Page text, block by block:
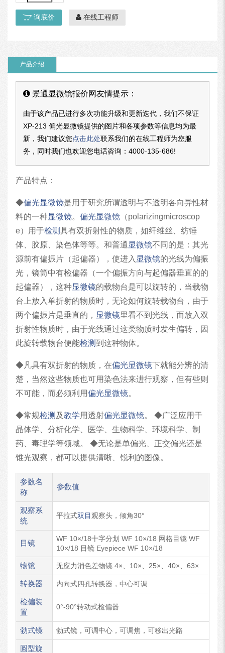
询底价 在线工程师
产品介绍
景通显微镜报价网友情提示：
由于该产品已进行多次功能升级和更新迭代，我们不保证
XP-213 偏光显微镜提供的图片和各项参数等信息均为最
新，我们建议您点击此处联系我们的在线工程师为您服
务，同时我们也欢迎您电话咨询：4000-135-686!
产品特点：
◆偏光显微镜是用于研究所谓透明与不透明各向异性材
料的一种显微镜。 偏光显微镜 （polarizingmicroscop
e）用于检测具有双折射性的物质，如纤维丝、纺锤
体、胶原、染色体等等。和普通 显微镜不同的是：其光
源前有偏振片（起偏器），使进入 显微镜的光线为偏振
光，镜筒中有检偏器（一个偏振方向与起偏器垂直的的
起偏器），这种显微镜的载物台是可以旋转的，当载物
台上放入单折射的物质时，无论如何旋转载物台，由于
两个偏振片是垂直的， 显微镜里看不到光线，而放入双
折射性物质时，由于光线通过这类物质时发生偏转，因
此旋转载物台便能检测到这种物体。
◆凡具有双折射的物质，在偏光显微镜下就能分辨的清
楚，当然这些物质也可用染色法来进行观察，但有些则
不可能，而必须利用偏光显微镜。
◆常规检测 及教学用透射偏光显微镜。 ◆广泛应用干
晶体学、分析化学、医学、生物科学、环境科学、制
药、毒理学等领域。 ◆无论是单偏光、正交偏光还是
锥光观察，都可以提供清晰、锐利的图像。
参数名
称
参数值
观察系
统
平拉式双目观察头，倾角30°
目镜
WF 10×/18十字分划 WF 10×/18 网格目镜 WF
10×/18 目镜 Eyepiece WF 10×/18
物镜 无应力消色差物镜 4×、10×、25×、40×、63×
转换器 内向式四孔转换器，中心可调
检偏装
置
0°-90°转动式检偏器
勃式镜 勃式镜，可调中心，可调焦，可移出光路
圆型旋